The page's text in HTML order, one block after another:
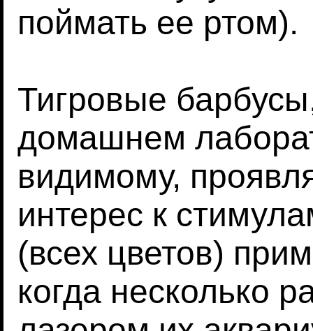
поймать ее ртом).
Тигровые
домашнем
видимому,
интерес к
(всех цветов)
когда несколько